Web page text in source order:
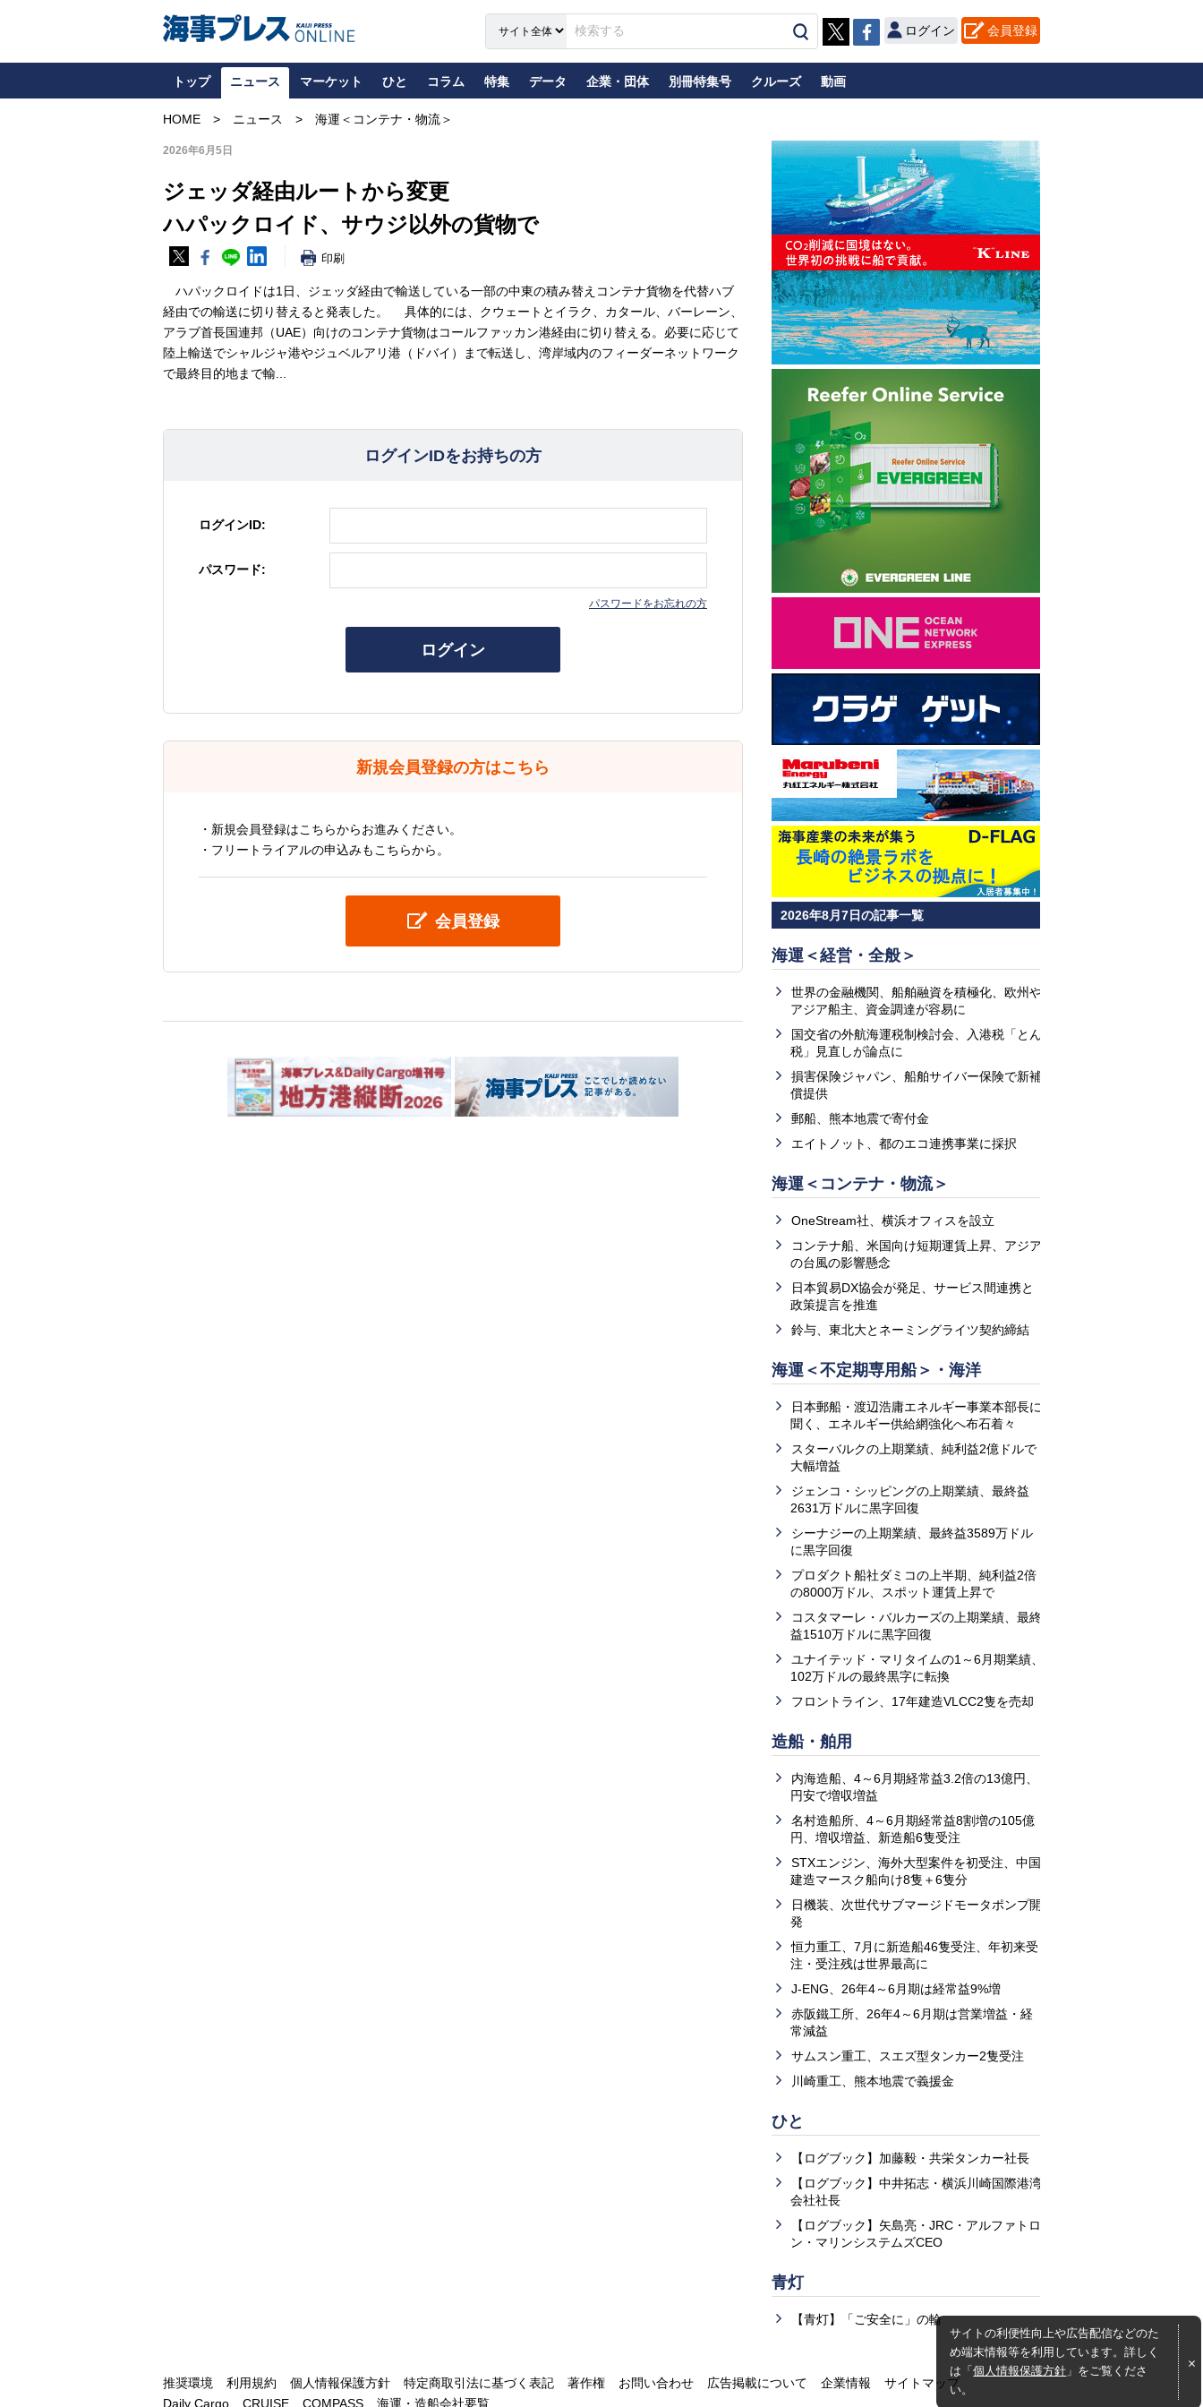
ログイン 会員登録
トップ ニュース マーケット ひと コラム 特集 データ 企業・団体 別冊特集号 クルーズ 動画
HOME ニュース 海運＜コンテナ・物流＞
2026年6月5日
ジェッダ経由ルートから変更
ハパックロイド、サウジ以外の貨物で
印刷
ハパックロイドは1日、ジェッダ経由で輸送している一部の中東の積み替えコンテナ貨物を代替ハブ
経由での輸送に切り替えると発表した。 具体的には、クウェートとイラク、カタール、バーレーン、
アラブ首長国連邦（UAE）向けのコンテナ貨物はコールファッカン港経由に切り替える。必要に応じて
陸上輸送でシャルジャ港やジュベルアリ港（ドバイ）まで転送し、湾岸域内のフィーダーネットワーク
で最終目的地まで輸...
ログインIDをお持ちの方
ログインID:
パスワード:
パスワードをお忘れの方
ログイン
新規会員登録の方はこちら
・新規会員登録はこちらからお進みください。
・フリートライアルの申込みもこちらから。
会員登録 2026年8月7日の記事一覧
海運＜経営・全般＞
世界の金融機関、船舶融資を積極化、欧州や
アジア船主、資金調達が容易に
国交省の外航海運税制検討会、入港税「とん
税」見直しが論点に
損害保険ジャパン、船舶サイバー保険で新補
償提供
郵船、熊本地震で寄付金
エイトノット、都のエコ連携事業に採択
海運＜コンテナ・物流＞
OneStream社、横浜オフィスを設立
コンテナ船、米国向け短期運賃上昇、アジア
の台風の影響懸念
日本貿易DX協会が発足、サービス間連携と
政策提言を推進
鈴与、東北大とネーミングライツ契約締結
海運＜不定期専用船＞・海洋
日本郵船・渡辺浩庸エネルギー事業本部長に
聞く、エネルギー供給網強化へ布石着々
スターバルクの上期業績、純利益2億ドルで
大幅増益
ジェンコ・シッピングの上期業績、最終益
2631万ドルに黒字回復
シーナジーの上期業績、最終益3589万ドル
に黒字回復
プロダクト船社ダミコの上半期、純利益2倍
の8000万ドル、スポット運賃上昇で
コスタマーレ・バルカーズの上期業績、最終
益1510万ドルに黒字回復
ユナイテッド・マリタイムの1～6月期業績、
102万ドルの最終黒字に転換
フロントライン、17年建造VLCC2隻を売却
造船・舶用
内海造船、4～6月期経常益3.2倍の13億円、
円安で増収増益
名村造船所、4～6月期経常益8割増の105億
円、増収増益、新造船6隻受注
STXエンジン、海外大型案件を初受注、中国
建造マースク船向け8隻＋6隻分
日機装、次世代サブマージドモータポンプ開
発
恒力重工、7月に新造船46隻受注、年初来受
注・受注残は世界最高に
J-ENG、26年4～6月期は経常益9%増
赤阪鐵工所、26年4～6月期は営業増益・経
常減益
サムスン重工、スエズ型タンカー2隻受注
川崎重工、熊本地震で義援金
ひと
【ログブック】加藤毅・共栄タンカー社長
【ログブック】中井拓志・横浜川崎国際港湾
会社社長
【ログブック】矢島亮・JRC・アルファトロ
ン・マリンシステムズCEO
青灯
【青灯】「ご安全に」の輪
サイトの利便性向上や広告配信などのた
め端末情報等を利用しています。詳しく
は「個人情報保護方針 」をご覧くださ
い。
推奨環境 利用規約 個人情報保護方針 特定商取引法に基づく表記 著作権 お問い合わせ 広告掲載について 企業情報
サイトマップ
Daily Cargo
CRUISE COMPASS 海運・造船会社要覧